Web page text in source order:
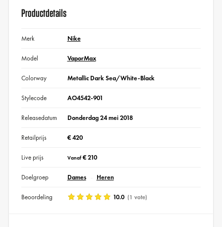
Productdetails
Merk Nike
Model VaporMax
Colorway Metallic Dark Sea/White-Black
Stylecode AO4542-901
Releasedatum Donderdag 24 mei 2018
Retailprijs € 420
Live prijs Vanaf€ 210
Doelgroep Dames Heren
Beoordeling 10.0 (1 vote)